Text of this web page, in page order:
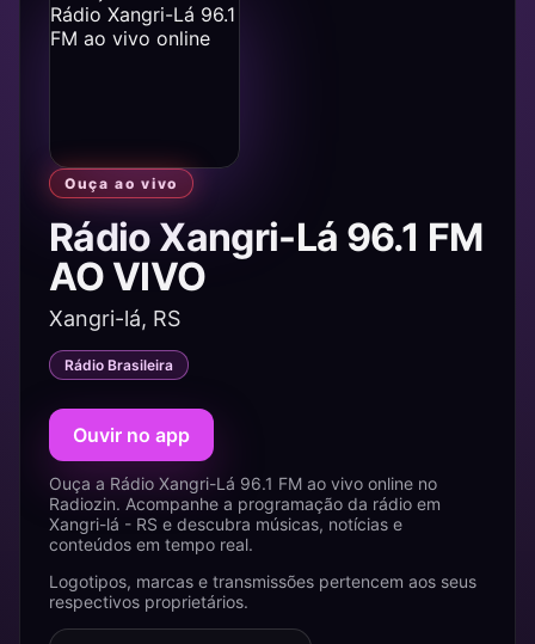
Ouça ao vivo
Rádio Xangri-Lá 96.1 FM
AO VIVO
Xangri-lá, RS
Rádio Brasileira
Ouvir no app
Ouça a Rádio Xangri-Lá 96.1 FM ao vivo online no
Radiozin. Acompanhe a programação da rádio em
Xangri-lá - RS e descubra músicas, notícias e
conteúdos em tempo real.
Logotipos, marcas e transmissões pertencem aos seus
respectivos proprietários.